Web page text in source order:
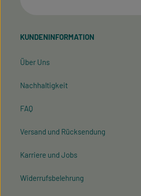
mit ihnen einverstanden.
KUNDENINFORMATION
Über Uns
Nachhaltigkeit
FAQ
Versand und Rücksendung
Karriere und Jobs
Widerrufsbelehrung